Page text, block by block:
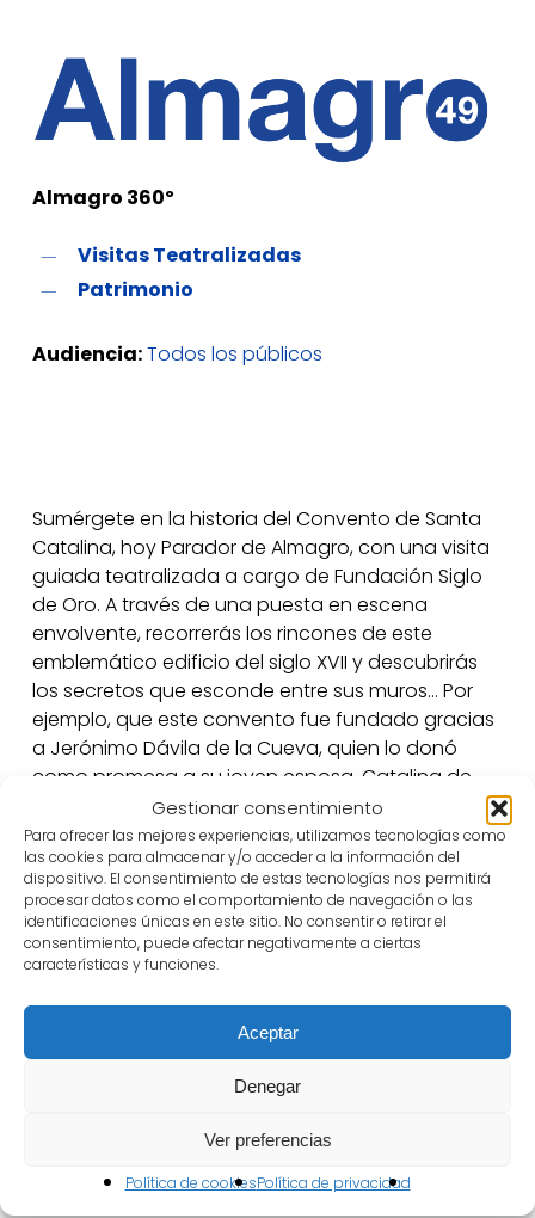
Gestionar consentimiento
Para ofrecer las mejores experiencias, utilizamos tecnologías como
las cookies para almacenar y/o acceder a la información del
dispositivo. El consentimiento de estas tecnologías nos permitirá
procesar datos como el comportamiento de navegación o las
identificaciones únicas en este sitio. No consentir o retirar el
consentimiento, puede afectar negativamente a ciertas
características y funciones.
Aceptar
Denegar
Ver preferencias
Política de cookiesPolítica de privacidad
Almagro 360º
Visitas Teatralizadas
Patrimonio
Audiencia:Todos los públicos
Sumérgete en la historia del Convento de Santa
Catalina, hoy Parador de Almagro, con una visita
guiada teatralizada a cargo de Fundación Siglo
de Oro. A través de una puesta en escena
envolvente, recorrerás los rincones de este
emblemático edificio del siglo XVII y descubrirás
los secretos que esconde entre sus muros… Por
ejemplo, que este convento fue fundado gracias
a Jerónimo Dávila de la Cueva, quien lo donó
como promesa a su joven esposa, Catalina de
Sanabria. Su construcción en ladrillo, tapial, piedra
y madera, rematada con alicatados de traza
mudéjar, le confiere una belleza singular que aún
perdura.
Durante la visita, podrás recorrer espacios como
la sacristía, la sala capitular, la escalera y una
pequeña bodega, además de admirar sus
características vigas azules y los azulejos de
decoración geométrica.
Juega con el tiempo y viaja al pasado: revive la
historia de Almagro a través del teatro